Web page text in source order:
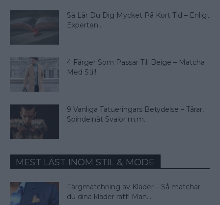
Så Lär Du Dig Mycket På Kort Tid – Enligt
Experten...
4 Färger Som Passar Till Beige – Matcha
Med Stil!
9 Vanliga Tatueringars Betydelse – Tårar,
Spindelnät Svalor m.m.
MEST LÄST INOM STIL & MODE
Färgmatchning av Kläder – Så matchar
du dina kläder rätt! Man...